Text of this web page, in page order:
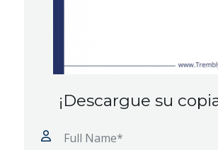
¡Descargue su